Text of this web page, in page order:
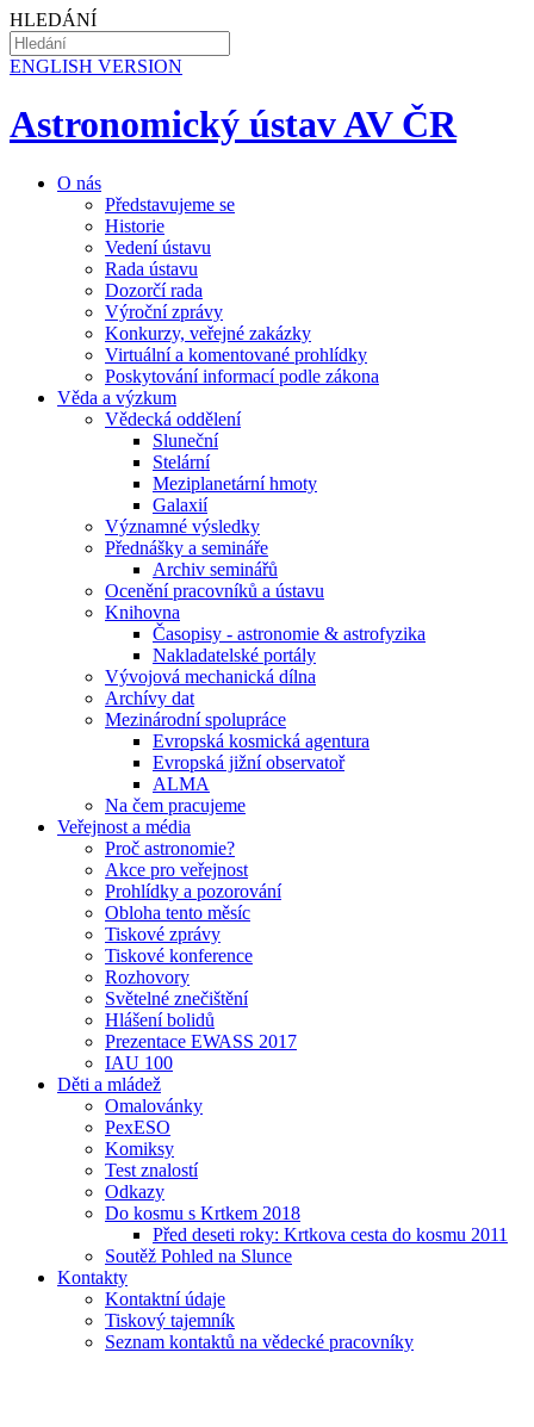
HLEDÁNÍ
ENGLISH VERSION
Astronomický ústav AV ČR
O nás
Představujeme se
Historie
Vedení ústavu
Rada ústavu
Dozorčí rada
Výroční zprávy
Konkurzy, veřejné zakázky
Virtuální a komentované prohlídky
Poskytování informací podle zákona
Věda a výzkum
Vědecká oddělení
Sluneční
Stelární
Meziplanetární hmoty
Galaxií
Významné výsledky
Přednášky a semináře
Archiv seminářů
Ocenění pracovníků a ústavu
Knihovna
Časopisy - astronomie & astrofyzika
Nakladatelské portály
Vývojová mechanická dílna
Archívy dat
Mezinárodní spolupráce
Evropská kosmická agentura
Evropská jižní observatoř
ALMA
Na čem pracujeme
Veřejnost a média
Proč astronomie?
Akce pro veřejnost
Prohlídky a pozorování
Obloha tento měsíc
Tiskové zprávy
Tiskové konference
Rozhovory
Světelné znečištění
Hlášení bolidů
Prezentace EWASS 2017
IAU 100
Děti a mládež
Omalovánky
PexESO
Komiksy
Test znalostí
Odkazy
Do kosmu s Krtkem 2018
Před deseti roky: Krtkova cesta do kosmu 2011
Soutěž Pohled na Slunce
Kontakty
Kontaktní údaje
Tiskový tajemník
Seznam kontaktů na vědecké pracovníky